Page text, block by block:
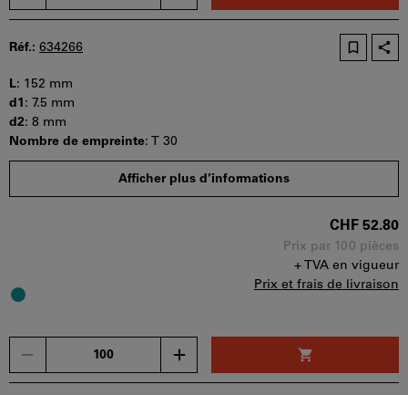
bon
d'achat
être
utilisé
par
panier.
Réf.: 634266
L: 152 mm
d1 : 7.5 mm
d2: 8 mm
Nombre de empreinte: T 30
Quantité minimale de commande : 100 pièces
Etapes de la commande : 100 pièces
Afficher plus d’informations
CHF 52.80
Prix par 100 pièces
+ TVA en vigueur
Prix et frais de livraison
bon